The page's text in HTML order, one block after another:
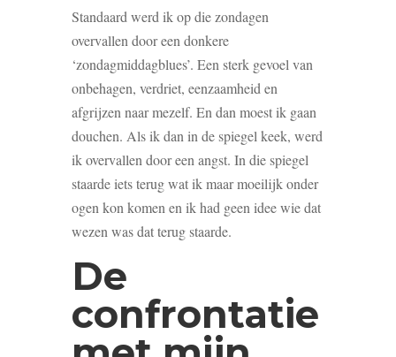
Standaard werd ik op die zondagen
overvallen door een donkere
‘zondagmiddagblues’. Een sterk gevoel van
onbehagen, verdriet, eenzaamheid en
afgrijzen naar mezelf. En dan moest ik gaan
douchen. Als ik dan in de spiegel keek, werd
ik overvallen door een angst. In die spiegel
staarde iets terug wat ik maar moeilijk onder
ogen kon komen en ik had geen idee wie dat
wezen was dat terug staarde.
De
confrontatie